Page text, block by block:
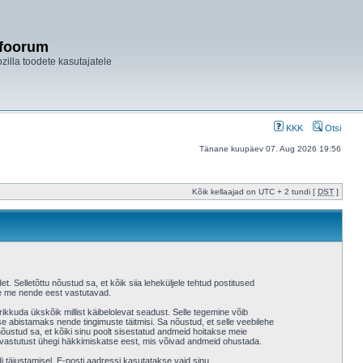
toodete kasutajatele
KKK Otsi
Tänane kuupäev 07. Aug 2026 19:56
Kõik kellaajad on UTC + 2 tundi [ DST ]
Selletõttu nõustud sa, et kõik siia leheküljele tehtud postitused
nende eest vastutavad.
ükskõik millist käibelolevat seadust. Selle tegemine võib
nende tingimuste täitmisi. Sa nõustud, et selle veebilehe
sa, et kõiki sinu poolt sisestatud andmeid hoitakse meie
ühegi häkkimiskatse eest, mis võivad andmeid ohustada.
täiustamisel. E-posti aadressi kasutatakse vaid sinu